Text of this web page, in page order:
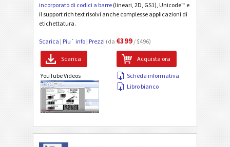
incorporato di codici a barre (lineari, 2D, GS1), Unicode™ e
il support rich text risolvi anche complesse applicazioni di
etichettatura.
Scarica | Piu´ info | Prezzi (da €399 / $496)
Scarica Acquista ora
Scheda informativa
Libro bianco
YouTube Videos